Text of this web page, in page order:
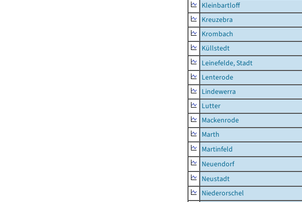
Kleinbartloff
Kreuzebra
Krombach
Küllstedt
Leinefelde, Stadt
Lenterode
Lindewerra
Lutter
Mackenrode
Marth
Martinfeld
Neuendorf
Neustadt
Niederorschel